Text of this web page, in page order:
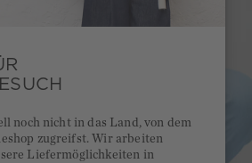
noch nicht in das Land, von dem
zugreifst. Wir arbeiten
Liefermöglichkeiten in